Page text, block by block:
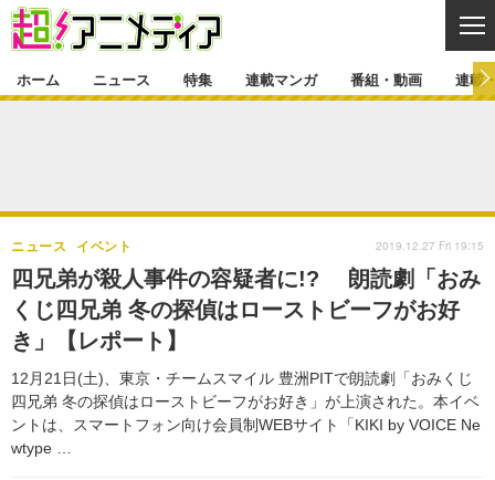
ゲーム・アプリ マンガ
グッズ イベント
声優
舞台 新帝スタ
特集一覧 カバー
ラキりす
連載マンガ
連載マンガ一覧 連載一覧
番組・動画
番組・動画一覧 ラジオ
動画
連載・ブログ
連載・ブログ一覧
編集部ブログ・お知らせ
ホーム ニュース 特集 連載マンガ 番組・動画 連載
四兄弟が殺人事件の容疑者に!? 朗読劇「おみ
くじ四兄弟 冬の探偵はローストビーフがお好
き」【レポート】
12月21日(土)、東京・チームスマイル 豊洲PITで朗読劇「おみくじ
四兄弟 冬の探偵はローストビーフがお好き」が上演された。本イベ
ントは、スマートフォン向け会員制WEBサイト「KIKI by VOICE Ne
wtype …
ニュース イベント 2019.12.27 Fri 19:15